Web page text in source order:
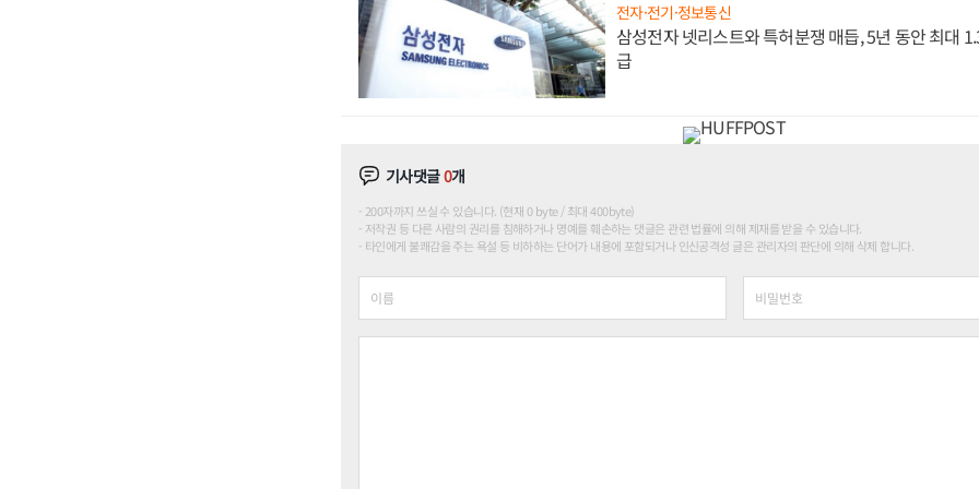
전자·전기·정보통신
삼성전자 넷리스트와 특허분쟁 매듭, 5년 동안 최대
급
기사댓글0개
200자까지 쓰실 수 있습니다. (현재 0 byte / 최대 400byte)
저작권 등 다른 사람의 권리를 침해하거나 명예를 훼손하는 댓글은 관련 법률에 의해 제재를 받을 수 있습니다.
타인에게 불쾌감을 주는 욕설 등 비하하는 단어가 내용에 포함되거나 인신공격성 글은 관리자의 판단에 의해 삭제 합니다.